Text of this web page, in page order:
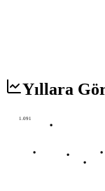
Yıllara
1.091